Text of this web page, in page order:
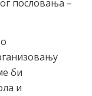
пословања –
би
и